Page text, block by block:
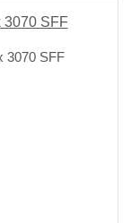
3070 SFF